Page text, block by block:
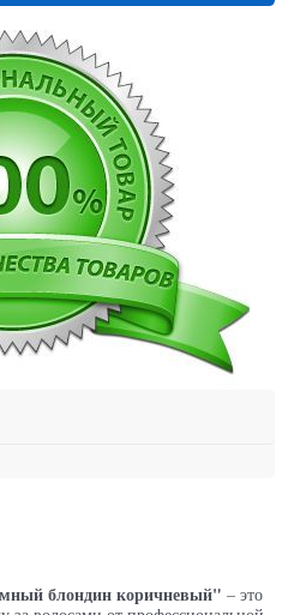
блондин коричневый" – это